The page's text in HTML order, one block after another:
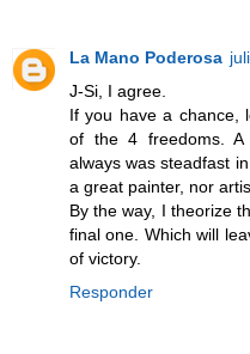
La Mano Poderosa
J-Si, I agree.
If you have a chance,
of the 4 freedoms. A
always was steadfast
a great painter, nor
By the way, I theorize
final one. Which will
of victory.
Responder